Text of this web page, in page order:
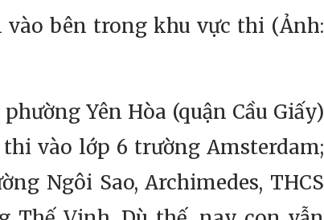
bên trong khu vực thi (Ảnh:
Yên Hòa (quận Cầu Giấy)
vào lớp 6 trường Amsterdam;
Ngôi Sao, Archimedes, THCS